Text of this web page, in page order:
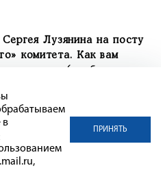
Лузянина на посту
комитета. Как вам
довольно важного
СПК? Зачем вам,
да еще и третий
в
ПРИНЯТЬ